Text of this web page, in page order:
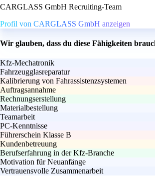
CARGLASS GmbH Recruiting-Team
Profil von CARGLASS GmbH anzeigen
Wir glauben, dass du diese Fähigkeiten
Kfz-Mechatronik
Fahrzeugglasreparatur
Kalibrierung von Fahrassistenzsystemen
Auftragsannahme
Rechnungserstellung
Materialbestellung
Teamarbeit
PC-Kenntnisse
Führerschein Klasse B
Kundenbetreuung
Berufserfahrung in der Kfz-Branche
Motivation für Neuanfänge
Vertrauensvolle Zusammenarbeit